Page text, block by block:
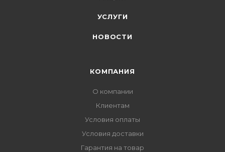
УСЛУГИ
НОВОСТИ
КОМПАНИЯ
О компании
Клиентам
Условия оплаты
Условия доставки
Гарантия на товар